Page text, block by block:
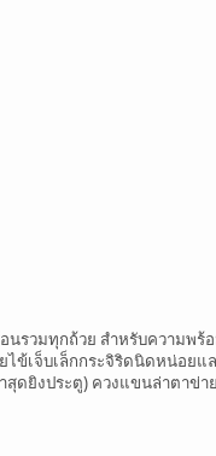
รวมทุกถ้วย สำหรับความพ
ข้เจ็บเล็กกระจิริดนิดหน่อย
ดยิงประตู) ควงแขนล่าตาข่า